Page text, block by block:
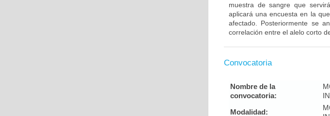
muestra de sangre que
aplicará una encuesta en la
afectado. Posteriormente se
correlación entre el alelo corto
Convocatoria
Nombre de la
convocatoria:
Modalidad: